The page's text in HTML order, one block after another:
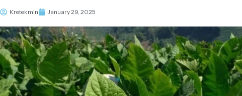
Kretekmin January 29, 2025